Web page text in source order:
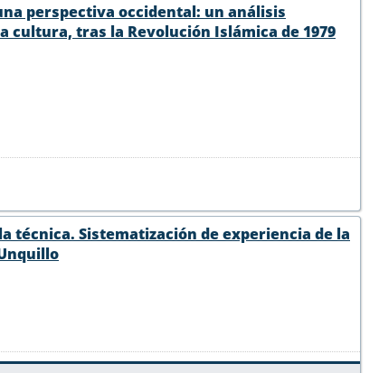
perspectiva occidental: un análisis
tras la Revolución Islámica de 1979
Sistematización de experiencia de la